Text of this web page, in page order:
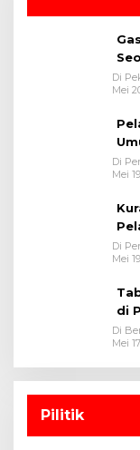
Di
Mei
Di
Mei
Di
Mei
di
Di
Mei
Pilitik